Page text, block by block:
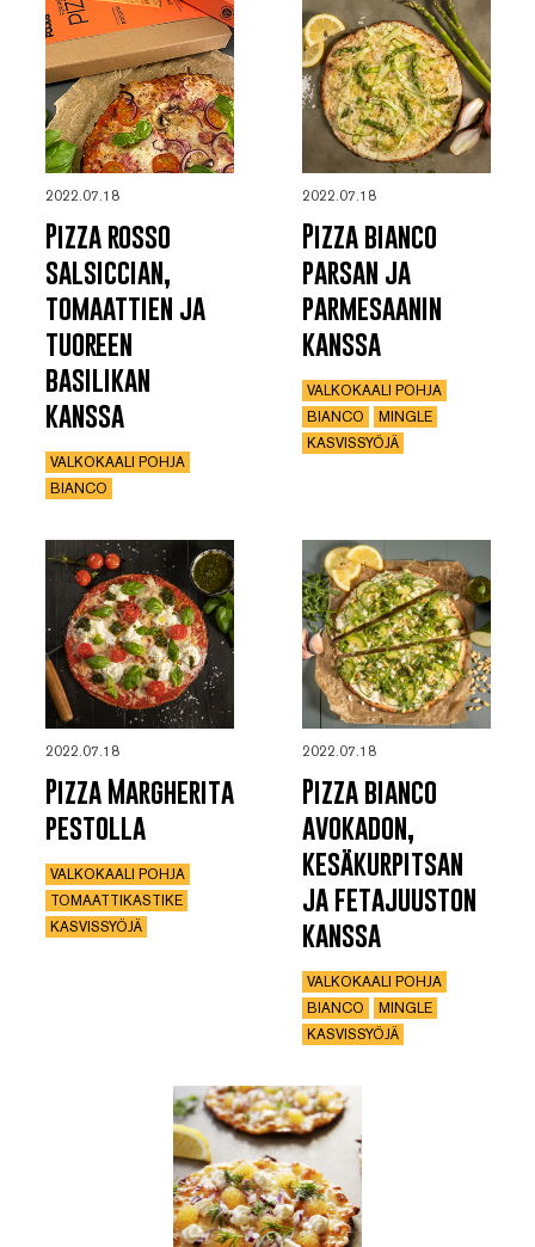
2022.07.18
Pizza rosso
salsiccian,
tomaattien ja
tuoreen
basilikan
kanssa
VALKOKAALI POHJA
BIANCO
2022.07.18
Pizza bianco
parsan ja
parmesaanin
kanssa
VALKOKAALI POHJA
BIANCO
MINGLE
KASVISSYÖJÄ
2022.07.18
Pizza Margherita
pestolla
VALKOKAALI POHJA
TOMAATTIKASTIKE
KASVISSYÖJÄ
2022.07.18
Pizza bianco
avokadon,
kesäkurpitsan
ja fetajuuston
kanssa
VALKOKAALI POHJA
BIANCO
MINGLE
KASVISSYÖJÄ